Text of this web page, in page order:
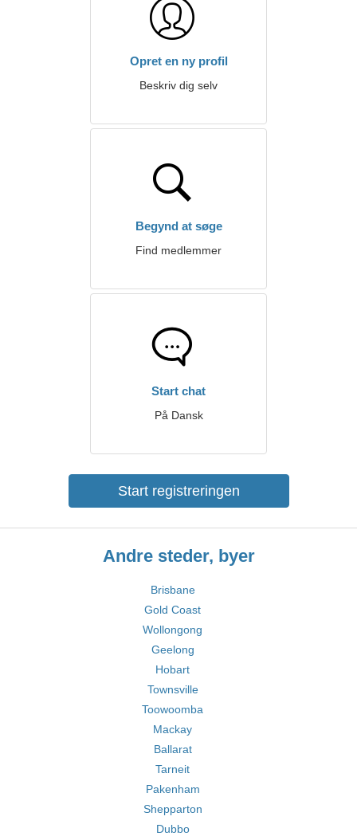
Opret en ny profil
Beskriv dig selv
Begynd at søge
Find medlemmer
Start chat
På Dansk
Start registreringen
Andre steder, byer
Brisbane
Gold Coast
Wollongong
Geelong
Hobart
Townsville
Toowoomba
Mackay
Ballarat
Tarneit
Pakenham
Shepparton
Dubbo